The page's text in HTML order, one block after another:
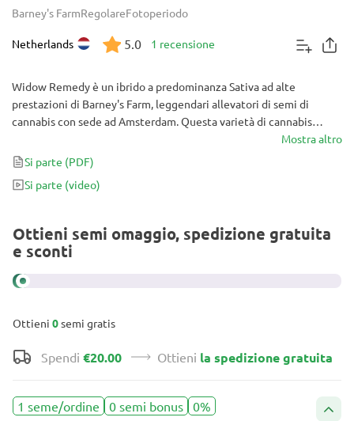
Barney's FarmRegolareFotoperiodo
Netherlands 5.0 1 recensione
Widow Remedy è un ibrido a predominanza Sativa ad alte
prestazioni di Barney's Farm, leggendari allevatori di semi di
cannabis con sede ad Amsterdam. Questa varietà di cannabis
campione d'incassi si presenta come un triplo incrocio tra varietà
autoctone ben performanti provenienti da tutto il mondo in un
pacchetto che offre fino a 650 g/m² dopo un periodo di fioritura di
9 settimane.
Mostra altro
Si parte (PDF)
Si parte (video)
Ottieni semi omaggio, spedizione gratuita
e sconti
Ottieni 0semi gratis
Spendi €20.00 Ottieni la spedizione gratuita
1 seme/ordine 0 semi bonus 0%